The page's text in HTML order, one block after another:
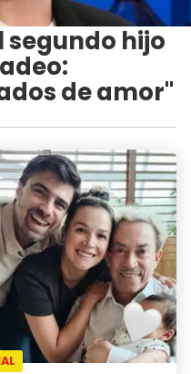
segundo hijo
de amor"